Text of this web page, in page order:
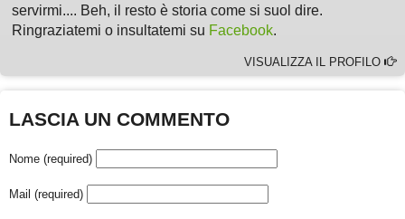
servirmi.... Beh, il resto è storia come si suol dire.
Ringraziatemi o insultatemi su Facebook.
VISUALIZZA IL PROFILO
LASCIA UN COMMENTO
Nome (required)
Mail (required)